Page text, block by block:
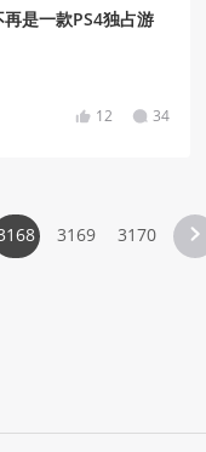
再是一款PS4独占游
12 34
3169 3170